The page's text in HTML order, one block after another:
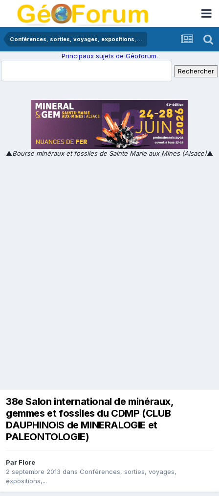
Conférences, sorties, voyages, expositions,...
Principaux sujets de Géoforum.
▲Bourse minéraux et fossiles de Sainte Marie aux Mines (Alsace)▲
38e Salon international de minéraux,
gemmes et fossiles du CDMP (CLUB
DAUPHINOIS de MINERALOGIE et
PALEONTOLOGIE)
Par Flore
2 septembre 2013 dans Conférences, sorties, voyages,
expositions,...